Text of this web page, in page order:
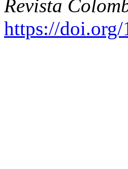
Revista
https://doi.org/